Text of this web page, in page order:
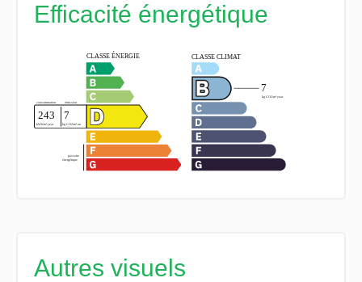
Efficacité énergétique
Autres visuels